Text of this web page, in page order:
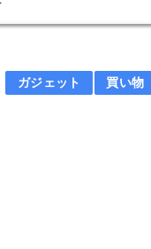
ガジェット 買い物